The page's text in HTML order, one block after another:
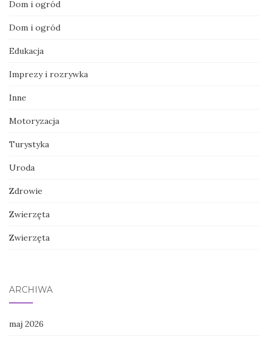
Dom i ogród
Dom i ogród
Edukacja
Imprezy i rozrywka
Inne
Motoryzacja
Turystyka
Uroda
Zdrowie
Zwierzęta
Zwierzęta
ARCHIWA
maj 2026